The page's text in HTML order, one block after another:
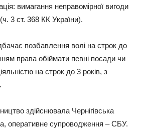
вимагання неправомірної вигоди
3 ст. 368 КК України).
позбавлення волі на строк до
права обіймати певні посади чи
на строк до 3 років, з
здійснювала Чернігівська
оперативне супроводження – СБУ.